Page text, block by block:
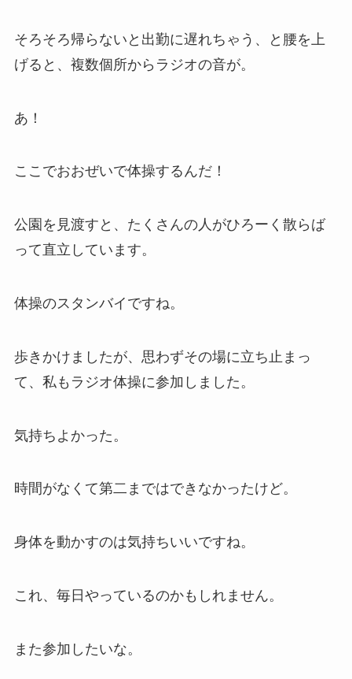
そろそろ帰らないと出勤に遅れちゃう、と腰を上
げると、複数個所からラジオの音が。
あ！
ここでおおぜいで体操するんだ！
公園を見渡すと、たくさんの人がひろーく散らば
って直立しています。
体操のスタンバイですね。
歩きかけましたが、思わずその場に立ち止まっ
て、私もラジオ体操に参加しました。
気持ちよかった。
時間がなくて第二まではできなかったけど。
身体を動かすのは気持ちいいですね。
これ、毎日やっているのかもしれません。
また参加したいな。